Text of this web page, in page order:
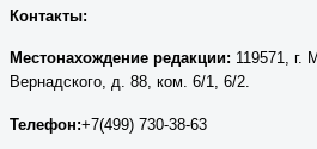
Контакты:
Местонахождение редакции: 119571, г.
Вернадского, д. 88, ком. 6/1, 6/2.
Телефон:+7(499) 730-38-63